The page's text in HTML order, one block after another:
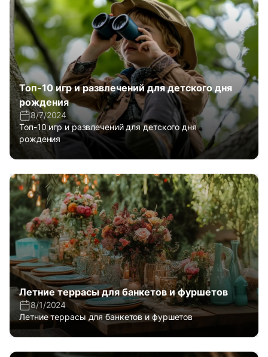
Топ-10 игр и развлечений для детского дня
рождения
8/7/2024
Топ-10 игр и развлечений для детского дня
рождения
Летние террасы для банкетов и фуршетов
8/1/2024
Летние террасы для банкетов и фуршетов